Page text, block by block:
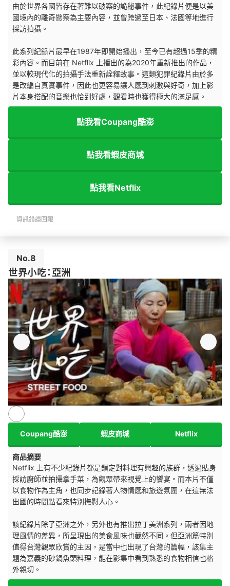
由於世界各國皆存在著難以破案的詭秘事件，此紀錄片便是以美
國境內的離奇懸案為主要內容，並曾跨過至日本、法國等地進行
採訪拍攝。
此系列紀錄片最早在1987年即開始播出，至今已有超過15季的精
彩內容。而目前在 Netflix 上播出的為2020年重新推出的作品，
並以較現代化的拍攝手法重新詮釋故事。這類犯罪紀錄片由於多
是改編自真實事件，因此也更容易讓人感到刺激與好奇，加上影
片本身搭配的音樂也恰到好處，觀看時也獲得極大的滿足感。
點我看Coupang酷澎
點我看蝦皮商城
點我看Netflix
資訊錯誤回報
No.8
世界小吃：亞洲
來源：netflix.com
Coupang酷澎 蝦皮商城 Netflix
商品摘要
Netflix 上有不少紀錄片都是鎖定對料理有興趣的族群，透過貼身
採訪廚師並拍攝拿手菜，為觀眾帶來視覺上的饗宴。而本片不僅
以食物作為主角，也同步記錄著人物情感和旅遊氛圍，在這無法
出國的時間點看來特別撫慰人心。
該紀錄片除了亞洲之外，另外也有推出拉丁美洲系列，兩者因地
理風情的差異，所呈現出的美食風味也截然不同。但亞洲篇特別
值得台灣觀眾欣賞的主因，是當中也出現了台灣的篇幅，該集主
題為嘉義的砂鍋魚頭料理，能在影集中看到熟悉的食物相信也格
外親切。